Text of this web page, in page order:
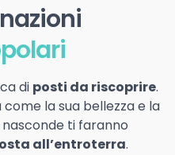
di posti da riscoprire.
la sua bellezza e la
ti faranno
all’entroterra.